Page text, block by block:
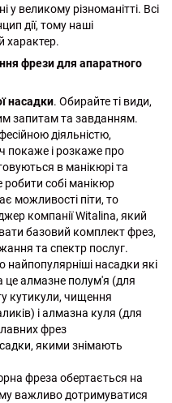
у великому різноманітті. Всі
дії, тому наші
характер.
фрези для апаратного
насадки. Обирайте ті види,
запитам та завданням.
діяльністю,
покаже і розкаже про
в манікюрі та
собі манікюр
можливості піти, то
компанії Witalina, який
базовий комплект фрез,
та спектр послуг.
насадки які
цеалмазне полум'я (для
кутикули, чищення
іалмазна куля (для
фрез
, якими знімають
фреза обертається на
важливо дотримуватися